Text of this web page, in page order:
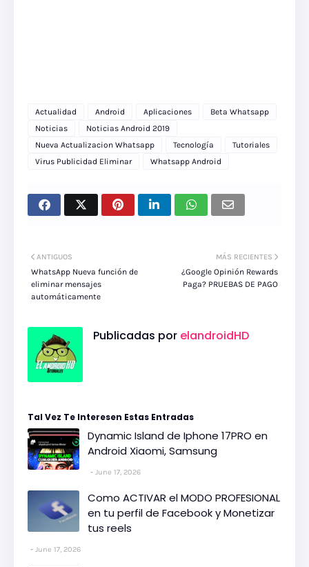
Actualidad Android Aplicaciones
Beta Whatsapp
Noticias
Noticias Android 2019
Nueva Actualizacion Whatsapp
Tecnología
Tutoriales
Virus Publicidad Eliminar
Whatsapp Android
MÁS RECIENTES
¿Google Opinión Rewards
Paga? PRUEBAS DE PAGO
ANTIGUOS
WhatsApp Nueva función de
eliminar mensajes
automáticamente
Publicadas por elandroidHD
Tal Vez Te Interesen Estas Entradas
Dynamic Island de Iphone 17PRO en
Android Xiaomi, Samsung
June 17, 2026
Como ACTIVAR el MODO PROFESIONAL
en tu perfil de Facebook y Monetizar
tus reels
June 17, 2026